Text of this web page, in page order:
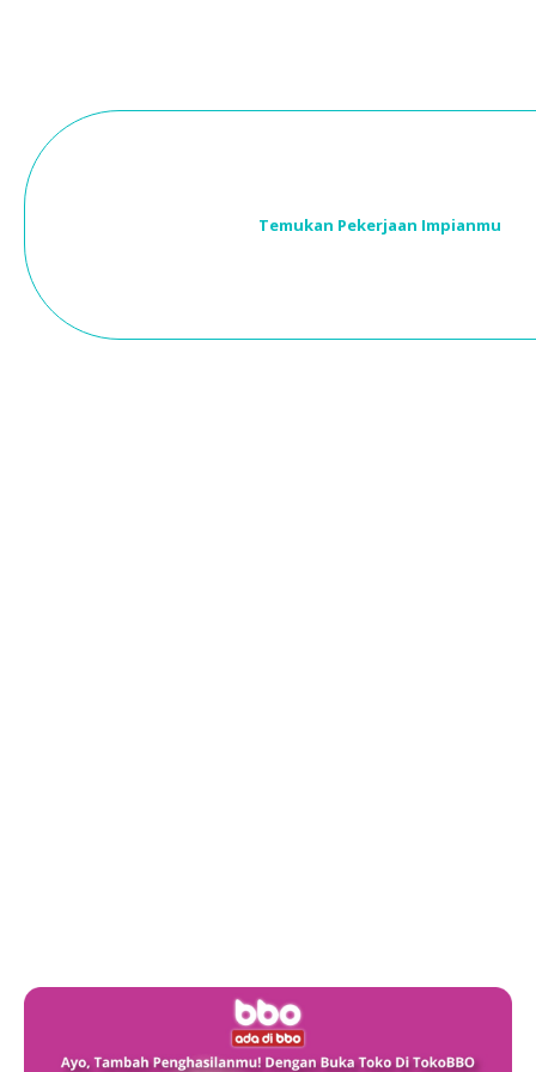
Temukan Pekerjaan Impianmu